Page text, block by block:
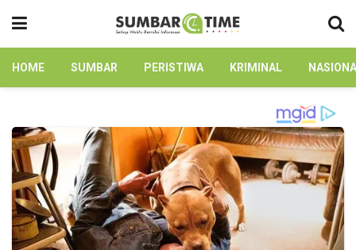
HOME SUMBAR PERISTIWA KRIMINAL